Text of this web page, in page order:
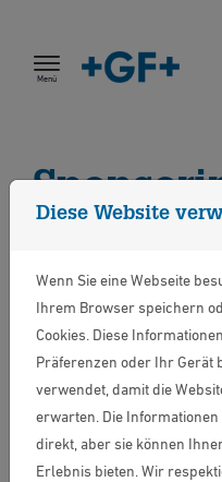
Menü
und
Diese Website
Wenn Sie eine Webseite
Ihrem Browser speichern
Cookies. Diese
Präferenzen oder Ihr Gerät
verwendet, damit die
erwarten. Die
direkt, aber sie können
Erlebnis bieten. Wir